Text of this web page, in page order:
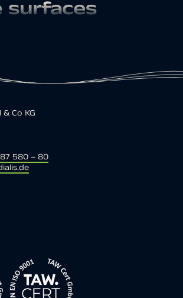
surfaces
Co KG
580 – 80